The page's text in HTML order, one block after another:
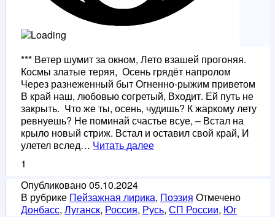
*** Ветер шумит за окном, Лето взашей прогоняя.
Космы златые теряя, Осень грядёт напролом
Через разнеженный быт Огненно-рыжим приветом
В край наш, любовью согретый, Входит. Ей путь не
закрыть. Что же ты, осень, чудишь? К жаркому лету
ревнуешь? Не поминай счастье всуе, – Встал на
крыло новый стриж. Встал и оставил свой край, И
улетел вслед… Читать далееОсень
1
Опубликовано05.10.2024
В рубрике Пейзажная лирика, Поэзия Отмечено
Донбасс, Луганск, Россия, Русь, СП России, Юг